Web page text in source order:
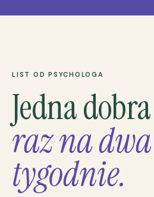
LIST OD PSYCHOLOGA
Jedna
raz na dwa
tygodnie.